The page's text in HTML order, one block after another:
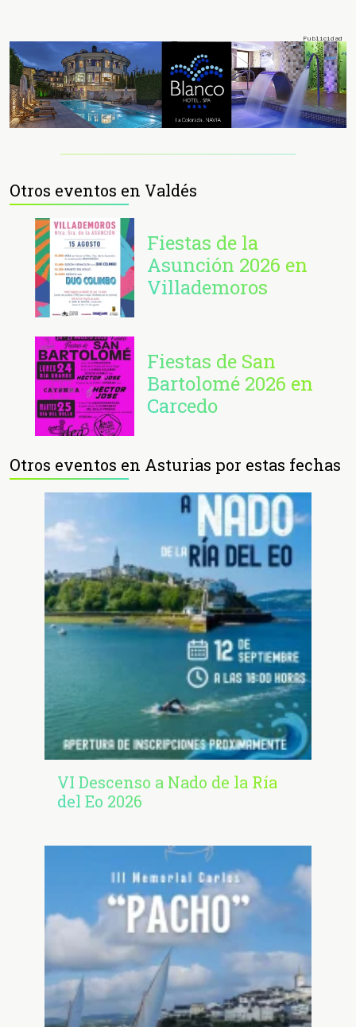
Otros eventos en Valdés
Fiestas de la
Asunción 2026 en
Villademoros
Fiestas de San
Bartolomé 2026 en
Carcedo
Otros eventos en Asturias por estas fechas
VI Descenso a Nado de la Ría
del Eo 2026